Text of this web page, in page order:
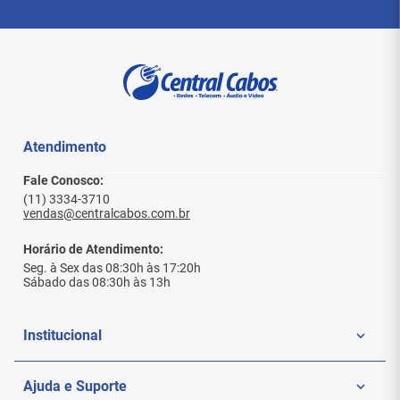
Instruções de Uso
Planeje rotas respeitando afastamento de
energia e raio mínimo de curvatura.
Lance sem exceder tração; mantenha torção
padrão do projeto.
categoria.
Conteúdo da Embalagem
caixa do cabo (comprimento conforme
variante)
Pode ser utilizado em ambientes de alta
Sim, o revestimento LSZH é indicado para
Atendimento
Fale Conosco:
(11) 3334-3710
vendas@centralcabos.com.br
Horário de Atendimento:
Seg. à Sex das 08:30h às 17:20h
Sábado das 08:30h às 13h
Institucional
Quem Somos
Ajuda e Suporte